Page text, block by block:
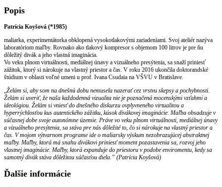
Popis
Patrícia Koyšová (*1985)
maliarka, experimentátorka obklopená vysokotlakovými zariadeniami. Svoj ateliér nazýva
laboratóriom maľby. Rovnako ako tlakový kompresor s objemom 100 litrov je pre ňu
dôležitý divák a jeho vlastná imaginácia.
Vo veku plnom virtuálnosti, mediálnej únavy a vizuálneho presýtenia, sa snaží priniesť
zážitok, ktorý si nárokuje na vlastný priestor a čas. V roku 2016 ukončila doktorandské
štúdium v oblasti voľné umeni u prof. Ivana Csudaia na VŠVU v Bratislave.
„Želám si, aby som na dnešnú dobu nemusela nazerať cez vrstvu skepsy a pochybnosti.
Želám si uveriť, že naša každodenná vizualita nie je poznačená mocenskými vzťahmi a
ideológiou. Želám si vniesť do dnešného diskurzu ovplyvneného virtualitou a
hyperrýchlosťou kus autentického zážitku, kúsok divákovej imaginácie. Maľba obsadzuje v
súčasnej dobe svoje autonómne územie. Práve vo veku plnom virtuálnosti, mediálnej únavy
a vizuálneho presýtenia, sa stáva pre nás dôležité to, čo si nárokuje na vlastný priestor a
čas. V mojom výtvarnom programe ide o maliarsky výskum nezobrazujúcej abstraktnej
maľby. Maľby, ktorá má snahu divákovi priniesť moment pozastavenia sa, rozvoj jeho
vlastnej imaginácie. Maľby, ktorá expanduje do priestoru v podobe enviromentu, kedy sa
samotný divák stáva dôležitou súčasťou diela.” (Patrícia Koyšová)
Ďalšie informácie